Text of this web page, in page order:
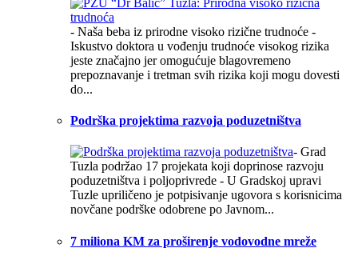
- Naša beba iz prirodne visoko rizične trudnoće -
Iskustvo doktora u vođenju trudnoće visokog rizika
jeste značajno jer omogućuje blagovremeno
prepoznavanje i tretman svih rizika koji mogu dovesti
do...
Podrška projektima razvoja poduzetništva
- Grad
Tuzla podržao 17 projekata koji doprinose razvoju
poduzetništva i poljoprivrede - U Gradskoj upravi
Tuzle upriličeno je potpisivanje ugovora s korisnicima
novčane podrške odobrene po Javnom...
7 miliona KM za proširenje vodovodne mreže